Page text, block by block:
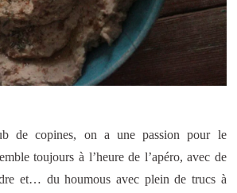
de copines, on a une passion pour le
toujours à l’heure de l’apéro, avec de
et… du houmous avec plein de trucs à